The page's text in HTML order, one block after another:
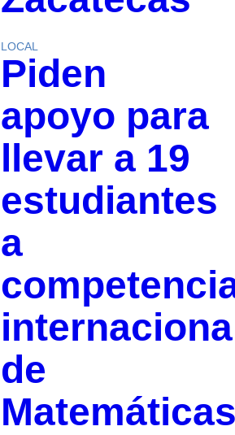
LOCAL
Piden
apoyo para
llevar a 19
estudiantes
a
de